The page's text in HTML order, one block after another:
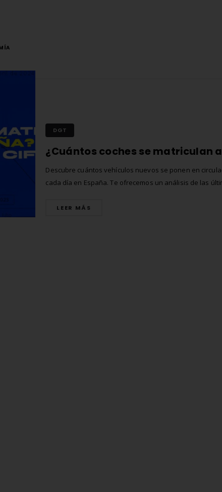
DGT
Descubre cuántos vehículos nuevos se ponen en
cada día en España. Te ofrecemos un análisis de las
influyen en estas cifras.
LEER MÁS